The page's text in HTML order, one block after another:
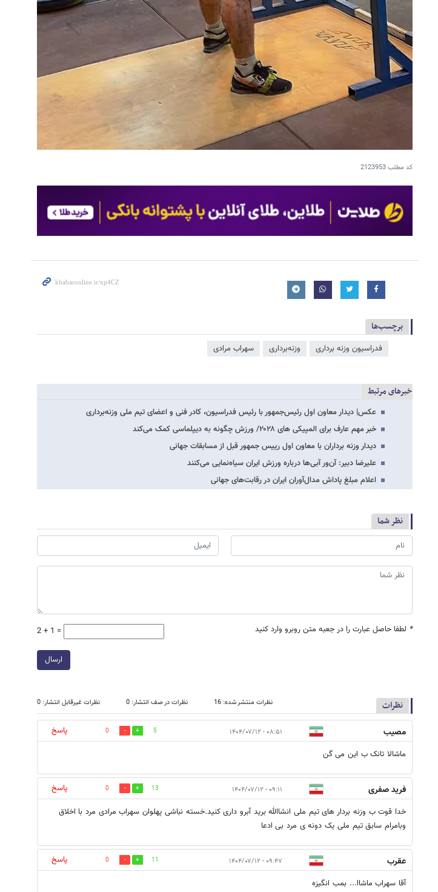
کد مطلب2123953
برچسب‌ها
فدراسیون وزنه برداری وزنه‌برداری سهراب مرادی
خبرهای مرتبط
عکس| دیدار معاون اول رئیس‌جمهور با رئیس فدراسیون، کادر فنی و اعضای تیم ملی وزنه‌برداری
خبر مهم عارف برای المپیکی های ۲۰۲۸/ ورزش چگونه به دیپلماسی کمک می‌کند
دیدار وزنه برداران با معاون اول رییس جمهور قبل از مسابقات جهانی
علیرضا دبیر: آن‌ور آبی‌ها درباره ورزش ایران سیاه‌نمایی می‌کنند
اعلام مبلغ پاداش مدال‌آوران ایران در رقابت‌های جهانی
نظر شما
* لطفا حاصل عبارت را در جعبه متن روبرو وارد کنید 2 + 1 =
ارسال
نظرات نظرات منتشر شده: 16 نظرات در صف انتشار: 0 نظرات غیرقابل انتشار: 0
مصیب ۰۸:۵۱ - ۱۴۰۴/۰۷/۱۲ 5
0
پاسخ
ماشالا تانک ب این می گن
فرید صفری ۰۹:۱۱ - ۱۴۰۴/۰۷/۱۲ 13
0
پاسخ
خدا قوت ب وزنه بردار های تیم ملی انشاالله برید آبرو داری کنید.خسته نباشی پهلوان سهراب مرادی مرد با اخلاق
وبامرام سابق تیم ملی یک دونه ی مرد بی ادعا
عقرب ۰۹:۴۷ - ۱۴۰۴/۰۷/۱۲ 11
0
پاسخ
آقا سهراب ماشاا... بمب انگیزه